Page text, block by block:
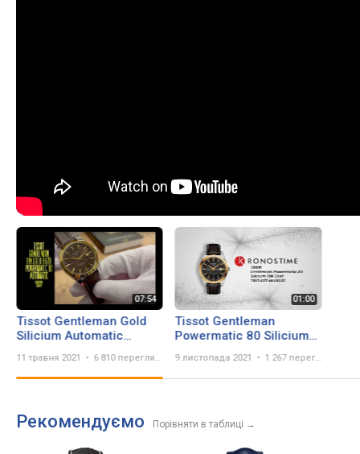
Tissot Gentleman Gold
Silicium Automatic
Watch | Unboxing Review
Valjoux Relogios
11 травня 2021 6 810 переглядів
Tissot Gentleman
Powermatic 80 Silicium
T927.407.46.061.01
обзор часов -
9 листопада 2021 1 267 переглядів
Рекомендуємо Порівняти в таблиці →